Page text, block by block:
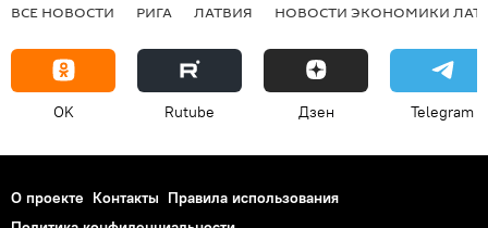
ВСЕ НОВОСТИ РИГА ЛАТВИЯ НОВОСТИ ЭКОНОМИКИ
OK Rutube Дзен Telegram
О проекте Контакты Правила использования